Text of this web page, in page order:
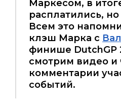
Маркесом, в
расплатились,
Всем это
клэш Марка с
финише DutchGP
смотрим видео и
комментарии
событий.